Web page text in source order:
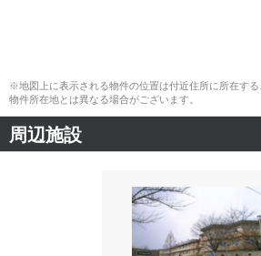
※地図上に表示される物件の位置は付近住所に所在す
物件所在地とは異なる場合がございます。
周辺施設